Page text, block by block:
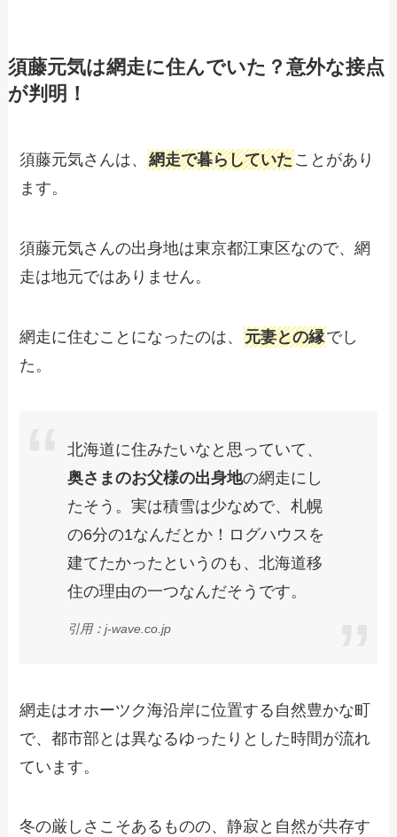
須藤元気は網走に住んでいた？意外な接点
が判明！
須藤元気さんは、網走で暮らしていたことがあり
ます。
須藤元気さんの出身地は東京都江東区なので、網
走は地元ではありません。
網走に住むことになったのは、元妻との縁でし
た。
北海道に住みたいなと思っていて、
奥さまのお父様の出身地の網走にし
たそう。実は積雪は少なめで、札幌
の6分の1なんだとか！ログハウスを
建てたかったというのも、北海道移
住の理由の一つなんだそうです。
引用：j-wave.co.jp
網走はオホーツク海沿岸に位置する自然豊かな町
で、都市部とは異なるゆったりとした時間が流れ
ています。
冬の厳しさこそあるものの、静寂と自然が共存す